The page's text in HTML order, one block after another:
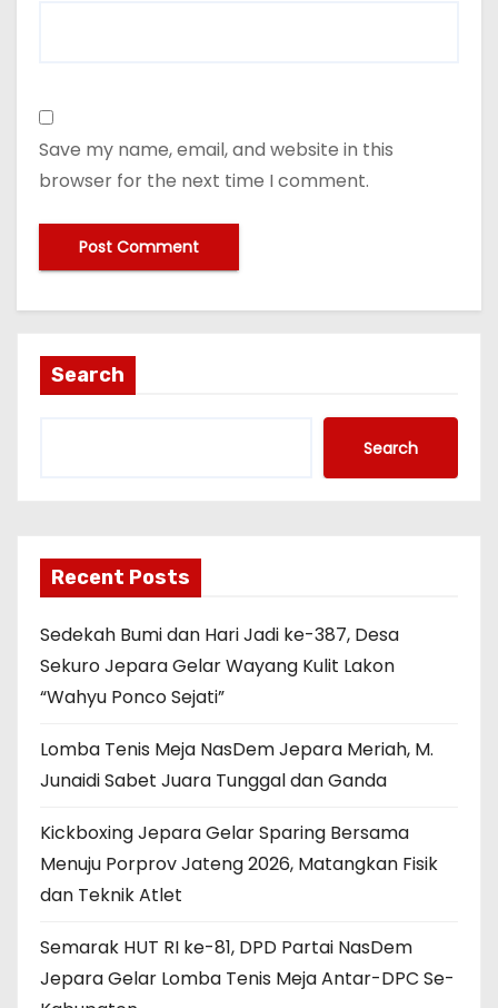
Save my name, email, and website in this
browser for the next time I comment.
Search
Search
Recent Posts
Sedekah Bumi dan Hari Jadi ke-387, Desa
Sekuro Jepara Gelar Wayang Kulit Lakon
“Wahyu Ponco Sejati”
Lomba Tenis Meja NasDem Jepara Meriah, M.
Junaidi Sabet Juara Tunggal dan Ganda
Kickboxing Jepara Gelar Sparing Bersama
Menuju Porprov Jateng 2026, Matangkan Fisik
dan Teknik Atlet
Semarak HUT RI ke-81, DPD Partai NasDem
Jepara Gelar Lomba Tenis Meja Antar-DPC Se-